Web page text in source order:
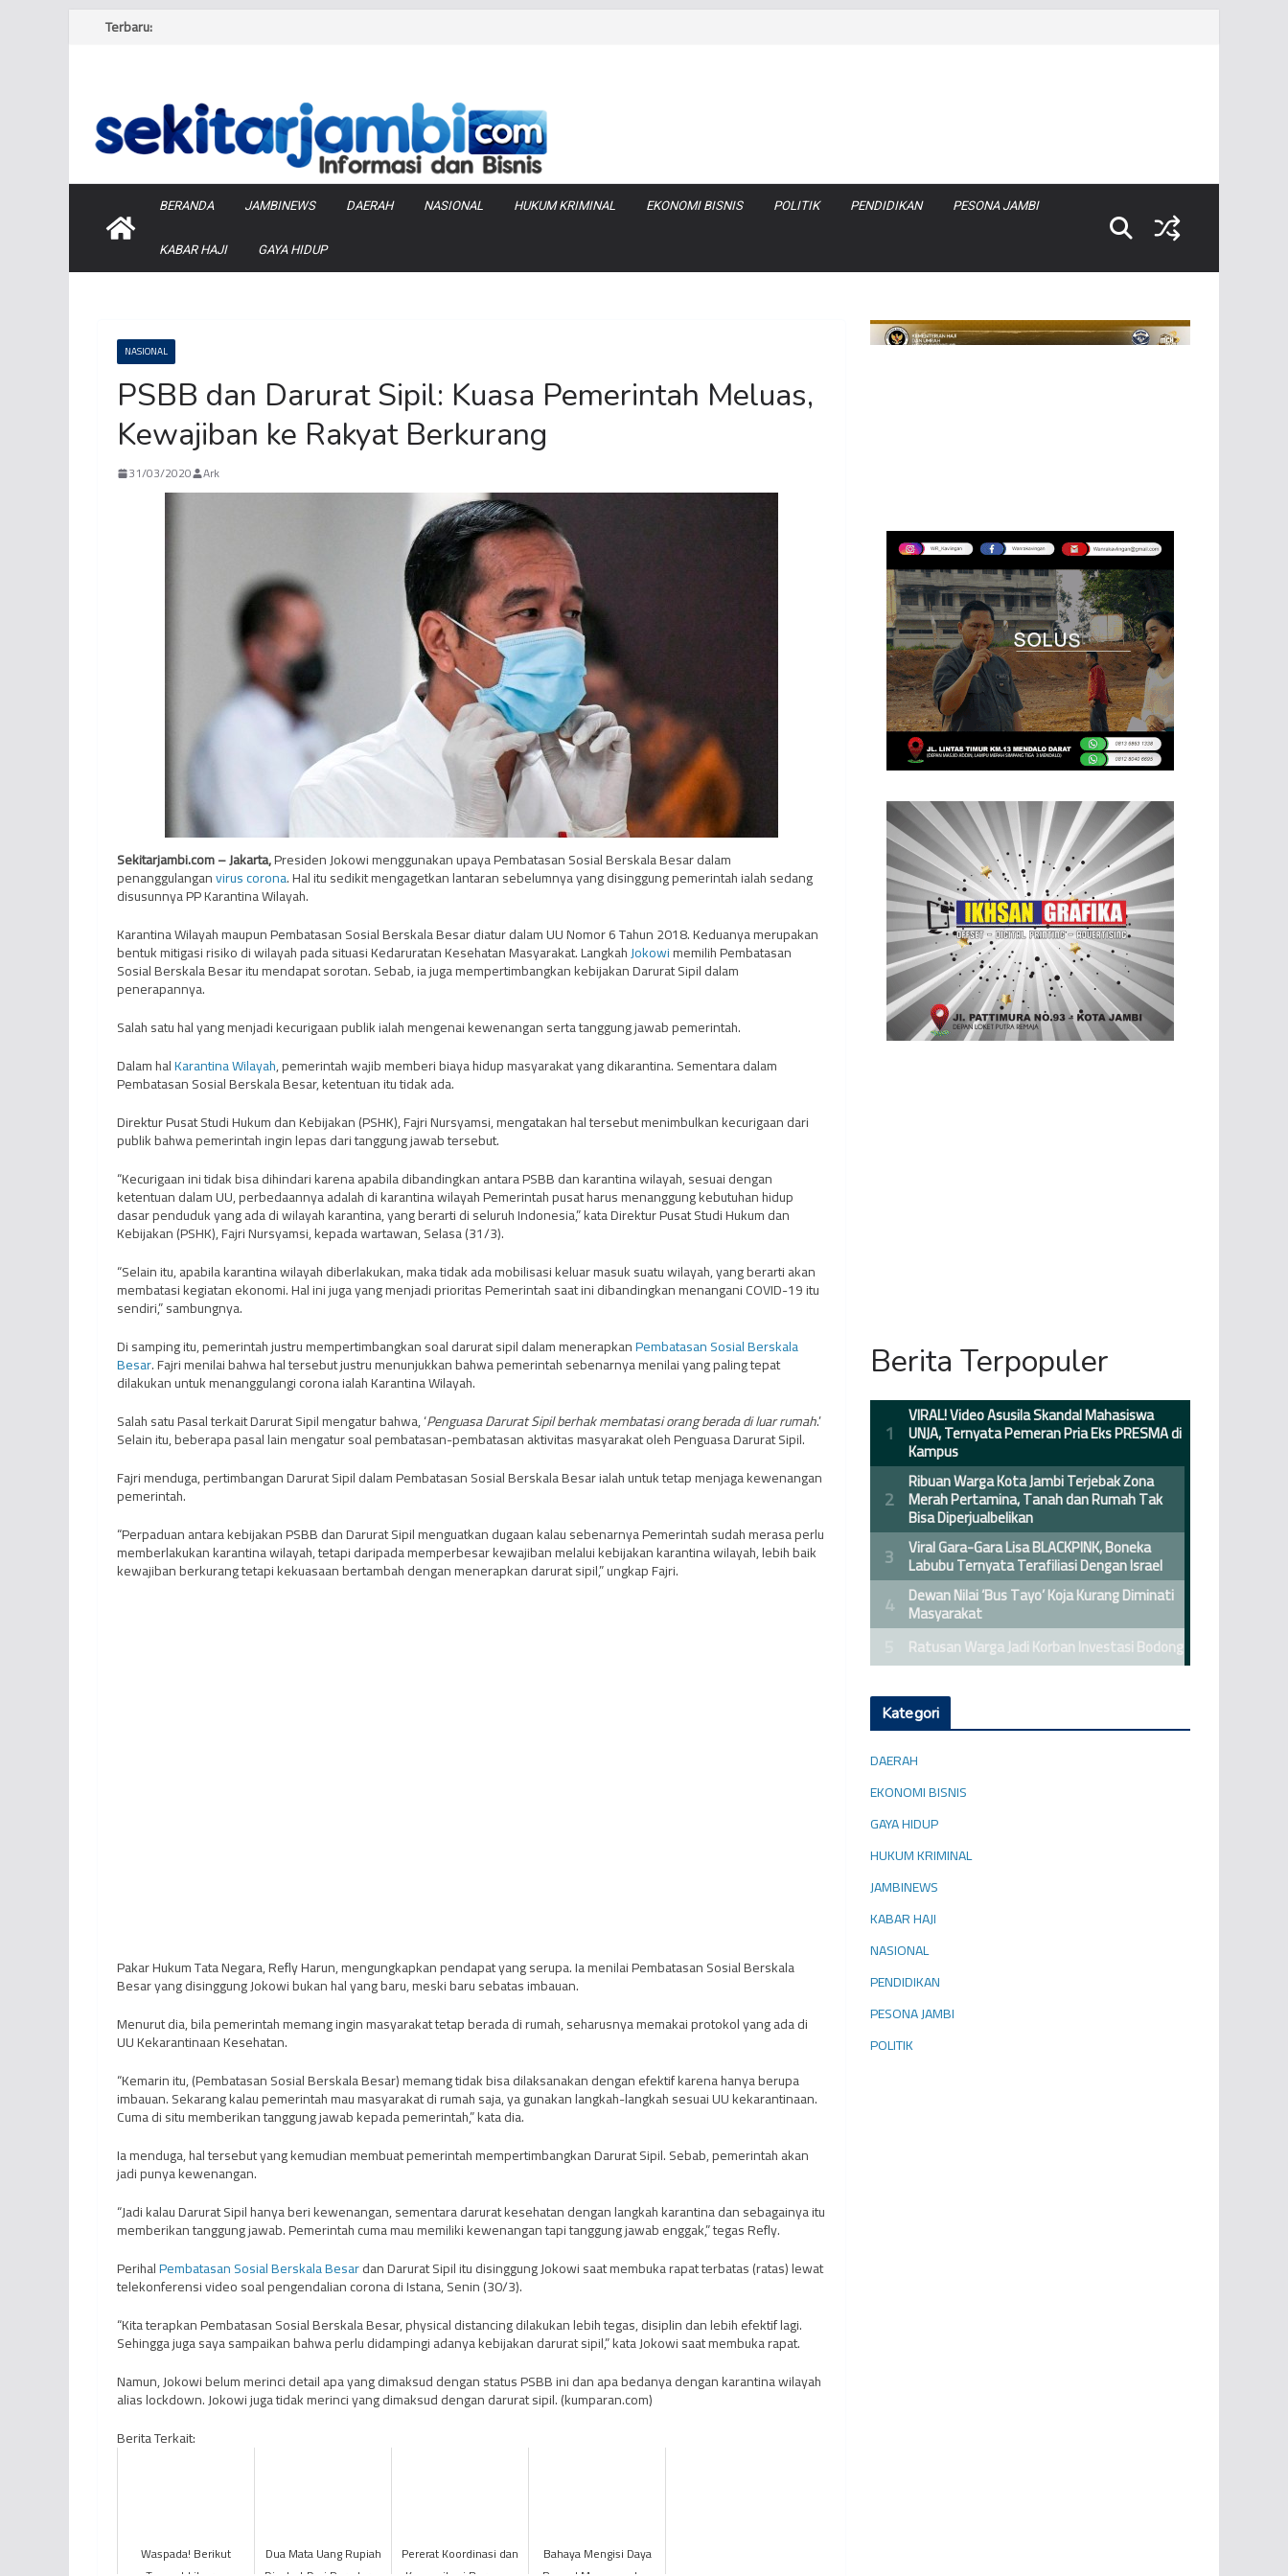
Skip Terbaru:
BERANDA JAMBINEWS DAERAH NASIONAL HUKUM KRIMINAL EKONOMI BISNIS POLITIK PENDIDIKAN PESONA JAMBI
KABAR HAJI GAYA HIDUP
NASIONAL
PSBB dan Darurat Sipil: Kuasa Pemerintah Meluas,
Kewajiban ke Rakyat Berkurang
31/03/2020 Ark
Sekitarjambi.com – Jakarta,Presiden Jokowi menggunakan upaya Pembatasan Sosial Berskala Besar dalam
penanggulanganvirus corona. Hal itu sedikit mengagetkan lantaran sebelumnya yang disinggung pemerintah ialah sedang
disusunnya PP Karantina Wilayah.
Karantina Wilayah maupun Pembatasan Sosial Berskala Besar diatur dalam UU Nomor 6 Tahun 2018. Keduanya merupakan
bentuk mitigasi risiko di wilayah pada situasi Kedaruratan Kesehatan Masyarakat. LangkahJokowimemilih Pembatasan
Sosial Berskala Besar itu mendapat sorotan. Sebab, ia juga mempertimbangkan kebijakan Darurat Sipil dalam
penerapannya.
Salah satu hal yang menjadi kecurigaan publik ialah mengenai kewenangan serta tanggung jawab pemerintah.
Dalam halKarantina Wilayah, pemerintah wajib memberi biaya hidup masyarakat yang dikarantina. Sementara dalam
Pembatasan Sosial Berskala Besar, ketentuan itu tidak ada.
Direktur Pusat Studi Hukum dan Kebijakan (PSHK), Fajri Nursyamsi, mengatakan hal tersebut menimbulkan kecurigaan dari
publik bahwa pemerintah ingin lepas dari tanggung jawab tersebut.
“Kecurigaan ini tidak bisa dihindari karena apabila dibandingkan antara PSBB dan karantina wilayah, sesuai dengan
ketentuan dalam UU, perbedaannya adalah di karantina wilayah Pemerintah pusat harus menanggung kebutuhan hidup
dasar penduduk yang ada di wilayah karantina, yang berarti di seluruh Indonesia,” kata Direktur Pusat Studi Hukum dan
Kebijakan (PSHK), Fajri Nursyamsi, kepada wartawan, Selasa (31/3).
“Selain itu, apabila karantina wilayah diberlakukan, maka tidak ada mobilisasi keluar masuk suatu wilayah, yang berarti akan
membatasi kegiatan ekonomi. Hal ini juga yang menjadi prioritas Pemerintah saat ini dibandingkan menangani COVID-19 itu
sendiri,” sambungnya.
Di samping itu, pemerintah justru mempertimbangkan soal darurat sipil dalam menerapkanPembatasan Sosial Berskala
Besar. Fajri menilai bahwa hal tersebut justru menunjukkan bahwa pemerintah sebenarnya menilai yang paling tepat
dilakukan untuk menanggulangi corona ialah Karantina Wilayah.
Salah satu Pasal terkait Darurat Sipil mengatur bahwa, ‘Penguasa Darurat Sipil berhak membatasi orang berada di luar rumah.’
Selain itu, beberapa pasal lain mengatur soal pembatasan-pembatasan aktivitas masyarakat oleh Penguasa Darurat Sipil.
Fajri menduga, pertimbangan Darurat Sipil dalam Pembatasan Sosial Berskala Besar ialah untuk tetap menjaga kewenangan
pemerintah.
“Perpaduan antara kebijakan PSBB dan Darurat Sipil menguatkan dugaan kalau sebenarnya Pemerintah sudah merasa perlu
memberlakukan karantina wilayah, tetapi daripada memperbesar kewajiban melalui kebijakan karantina wilayah, lebih baik
kewajiban berkurang tetapi kekuasaan bertambah dengan menerapkan darurat sipil,” ungkap Fajri.
Pakar Hukum Tata Negara, Refly Harun, mengungkapkan pendapat yang serupa. Ia menilai Pembatasan Sosial Berskala
Besar yang disinggung Jokowi bukan hal yang baru, meski baru sebatas imbauan.
Menurut dia, bila pemerintah memang ingin masyarakat tetap berada di rumah, seharusnya memakai protokol yang ada di
UU Kekarantinaan Kesehatan.
“Kemarin itu, (Pembatasan Sosial Berskala Besar) memang tidak bisa dilaksanakan dengan efektif karena hanya berupa
imbauan. Sekarang kalau pemerintah mau masyarakat di rumah saja, ya gunakan langkah-langkah sesuai UU kekarantinaan.
Cuma di situ memberikan tanggung jawab kepada pemerintah,” kata dia.
Ia menduga, hal tersebut yang kemudian membuat pemerintah mempertimbangkan Darurat Sipil. Sebab, pemerintah akan
jadi punya kewenangan.
“Jadi kalau Darurat Sipil hanya beri kewenangan, sementara darurat kesehatan dengan langkah karantina dan sebagainya itu
memberikan tanggung jawab. Pemerintah cuma mau memiliki kewenangan tapi tanggung jawab enggak,” tegas Refly.
PerihalPembatasan Sosial Berskala Besardan Darurat Sipil itu disinggung Jokowi saat membuka rapat terbatas (ratas) lewat
telekonferensi video soal pengendalian corona di Istana, Senin (30/3).
“Kita terapkan Pembatasan Sosial Berskala Besar, physical distancing dilakukan lebih tegas, disiplin dan lebih efektif lagi.
Sehingga juga saya sampaikan bahwa perlu didampingi adanya kebijakan darurat sipil,” kata Jokowi saat membuka rapat.
Namun, Jokowi belum merinci detail apa yang dimaksud dengan status PSBB ini dan apa bedanya dengan karantina wilayah
alias lockdown. Jokowi juga tidak merinci yang dimaksud dengan darurat sipil. (kumparan.com)
Berita Terkait:
Waspada! Berikut
Dua Mata Uang Rupiah
Pererat Koordinasi dan
Bahaya Mengisi Daya
Berita Terpopuler
VIRAL! Video Asusila Skandal Mahasiswa
UNJA, Ternyata Pemeran Pria Eks PRESMA di
Kampus
Ribuan Warga Kota Jambi Terjebak Zona
Merah Pertamina, Tanah dan Rumah Tak
Bisa Diperjualbelikan
Viral Gara-Gara Lisa BLACKPINK, Boneka
Labubu Ternyata Terafiliasi Dengan Israel
Dewan Nilai ‘Bus Tayo’ Koja Kurang Diminati
Ratusan Warga Jadi Korban Investasi Bodong
DAERAH
EKONOMI BISNIS
GAYA HIDUP
HUKUM KRIMINAL
JAMBINEWS
KABAR HAJI
NASIONAL
PENDIDIKAN